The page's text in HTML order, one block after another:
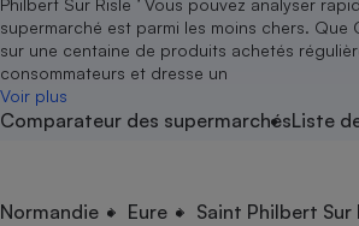
Philbert Sur Risle ’ Vous pouvez analyser
supermarché est parmi les moins chers. Que
sur une centaine de produits achetés
consommateurs et dresse un
Voir plus
Comparateur des supermarchésListe
Normandie Eure Saint Philbert Sur
Achat
Air
Eau
Sport
Brèves
Soumettre un litige
Lettres types
Rencontrer une association locale
Nos associations locales
Nous rejoindre
En savoir plus sur Que Choisir
?
Nos partenaires
Nous rejoindre